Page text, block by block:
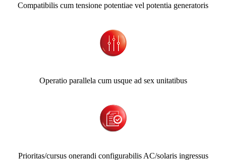
Compatibilis cum tensione potentiae vel potentia generatoris
Operatio parallela cum usque ad sex unitatibus
Prioritas/cursus onerandi configurabilis AC/solaris ingressus